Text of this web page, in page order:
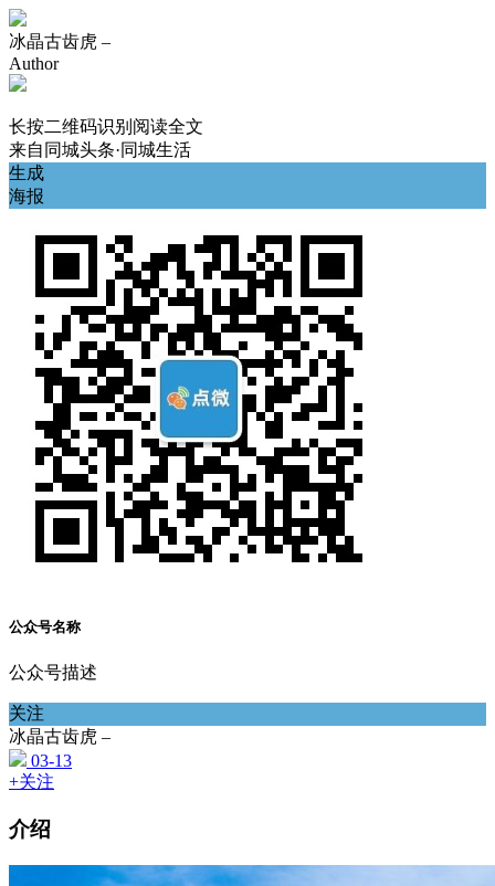
冰晶古齿虎 –
Author
长按二维码识别阅读全文
来自 同城头条·同城生活
生成
海报
公众号名称
公众号描述
关注
冰晶古齿虎 –
03-13
+关注
介绍